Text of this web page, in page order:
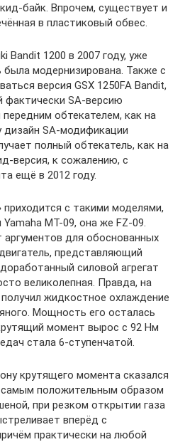
байк. Впрочем, существует и
в пластиковый обвес.
Bandit 1200 в 2007 году, уже
была модернизирована. Также с
версия GSX 1250FA Bandit,
SA-версию
обтекателем, как на
дизайн SA-модификации
полный обтекатель, как на
версия, к сожалению, с
ещё в 2012 году.
с такими моделями,
MT-09, она же FZ-09.
аргументов для обоснованных
представляющий
силовой агрегат
великолепная. Правда, на
жидкостное охлаждение
Мощность его осталась
момент вырос с 92 Нм
стала 6-ступенчатой.
крутящего момента сказался
самым положительным образом
при резком открытии газа
вперёд с
практически на любой